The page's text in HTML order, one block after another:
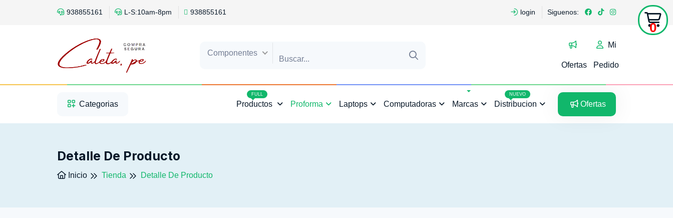
938855161 L-S:10am-8pm 938855161 login Siguenos:
Componentes
Ofertas
Mi
Pedido
0
5
Categorias
Productos
FULL
Proforma Laptops Computadoras Marcas Distribucion
NUEVO
Ofertas
Detalle De Producto
Inicio Tienda Detalle De Producto